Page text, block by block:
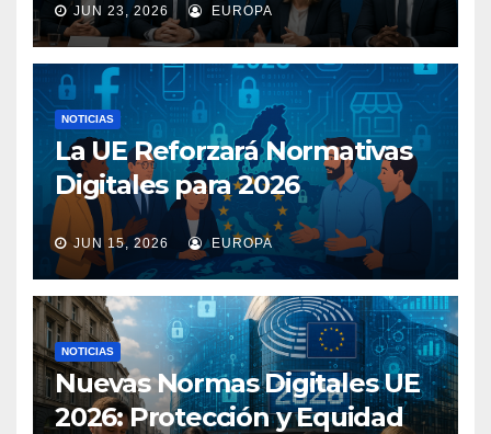
JUN 23, 2026 EUROPA
NOTICIAS
La UE Reforzará Normativas
Digitales para 2026
JUN 15, 2026 EUROPA
NOTICIAS
Nuevas Normas Digitales UE
2026: Protección y Equidad